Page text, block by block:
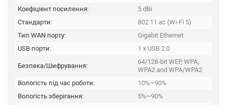
Коефіціент посилення:
5 dBi
Стандарти:
802.11 ac (Wi-Fi 5)
Тип WAN порту:
Gigabit Ethernet
USB порти:
1 x USB 2.0
Безпека/Шифрування:
64/128-bit WEP, WPA,
WPA2 and WPA/WPA2
Вологість під час роботи:
10%~90%
Вологість зберігання:
5%~90%